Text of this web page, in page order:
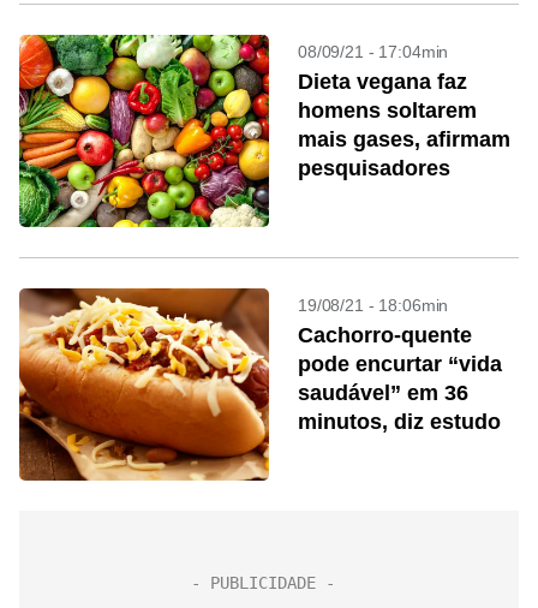
08/09/21 - 17:04min
Dieta vegana faz
homens soltarem
mais gases, afirmam
pesquisadores
19/08/21 - 18:06min
Cachorro-quente
pode encurtar “vida
saudável” em 36
minutos, diz estudo